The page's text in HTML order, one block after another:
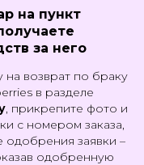
на пункт
за него
на возврат по браку
в разделе
, прикрепите фото и
с номером заказа,
заявки –
одобренную